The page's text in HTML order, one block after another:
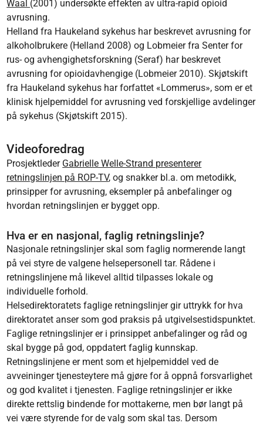
Waal (2001) undersøkte effekten av ultra-rapid opioid
avrusning.
Helland fra Haukeland sykehus har beskrevet avrusning for
alkoholbrukere (Helland 2008) og Lobmeier fra Senter for
rus- og avhengighetsforskning (Seraf) har beskrevet
avrusning for opioidavhengige (Lobmeier 2010). Skjøtskift
fra Haukeland sykehus har forfattet «Lommerus», som er et
klinisk hjelpemiddel for avrusning ved forskjellige avdelinger
på sykehus (Skjøtskift 2015).
Videoforedrag
Prosjektleder Gabrielle Welle-Strand presenterer
retningslinjen på ROP-TV, og snakker bl.a. om metodikk,
prinsipper for avrusning, eksempler på anbefalinger og
hvordan retningslinjen er bygget opp.
Hva er en nasjonal, faglig retningslinje?
Nasjonale retningslinjer skal som faglig normerende langt
på vei styre de valgene helsepersonell tar. Rådene i
retningslinjene må likevel alltid tilpasses lokale og
individuelle forhold.
Helsedirektoratets faglige retningslinjer gir uttrykk for hva
direktoratet anser som god praksis på utgivelsestidspunktet.
Faglige retningslinjer er i prinsippet anbefalinger og råd og
skal bygge på god, oppdatert faglig kunnskap.
Retningslinjene er ment som et hjelpemiddel ved de
avveininger tjenesteytere må gjøre for å oppnå forsvarlighet
og god kvalitet i tjenesten. Faglige retningslinjer er ikke
direkte rettslig bindende for mottakerne, men bør langt på
vei være styrende for de valg som skal tas. Dersom